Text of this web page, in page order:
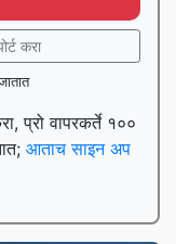
करा
प्रो वापरकर्ते १००
आताच साइन अप